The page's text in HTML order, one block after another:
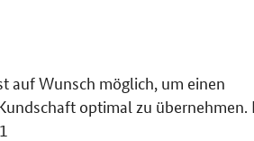
auf Wunsch möglich, um einen
optimal zu übernehmen.